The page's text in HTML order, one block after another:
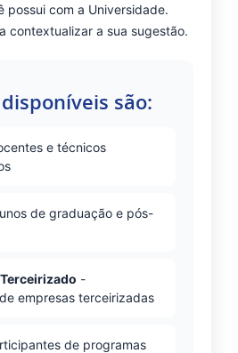
possui com a Universidade.
contextualizar a sua sugestão.
são:
e técnicos
de graduação e pós-
-
empresas terceirizadas
de programas